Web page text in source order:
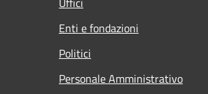
Enti e fondazioni
Politici
Personale Amministrativo